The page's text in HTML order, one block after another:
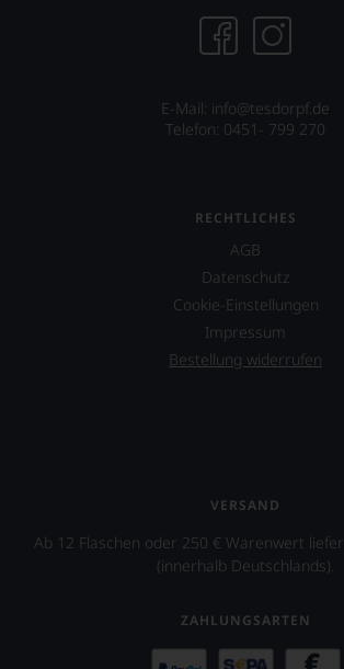
E-Mail: info@tesdorpf.de
Telefon: 0451- 799 270
RECHTLICHES
AGB
Datenschutz
Cookie-Einstellungen
Impressum
Bestellung widerrufen
VERSAND
Ab 12 Flaschen oder 250 € Warenwert
(innerhalb Deutschlands).
ZAHLUNGSARTEN